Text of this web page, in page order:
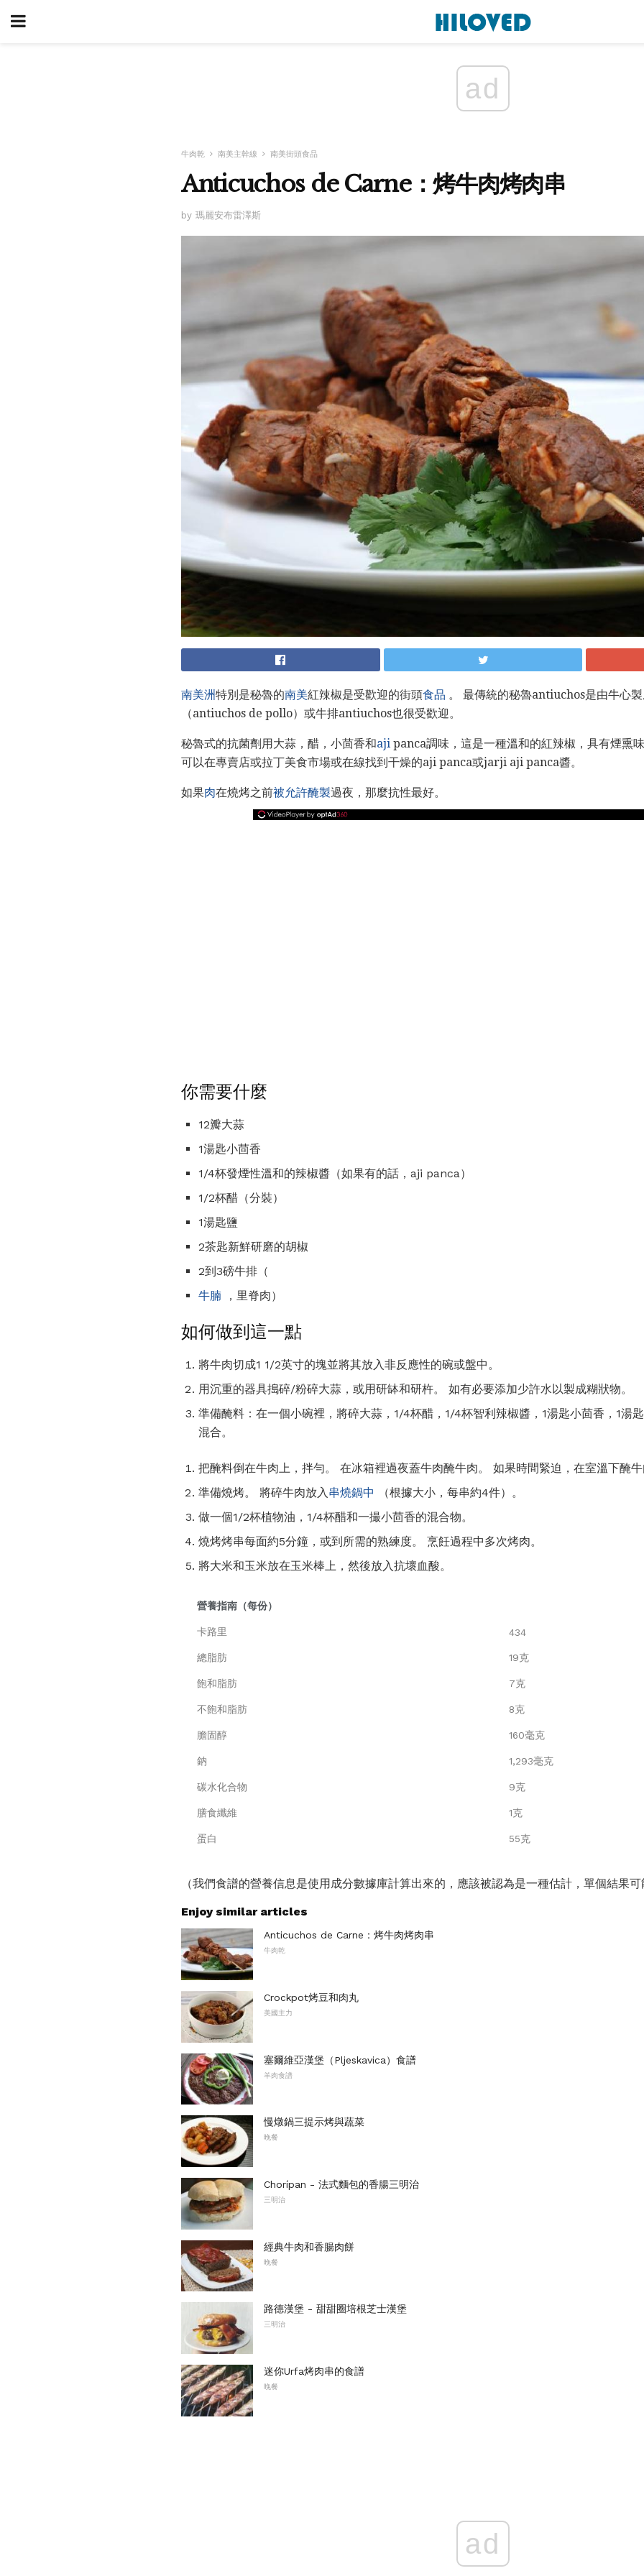
ad
牛肉乾 南美主幹線 南美街頭食品
Anticuchos de Carne：烤牛肉烤肉串
by 瑪麗安布雷澤斯
南美洲特別是秘魯的南美紅辣椒是受歡迎的街頭食品 。 最傳統的秘魯antiuchos是由牛心
（antiuchos de pollo）或牛排antiuchos也很受歡迎。
秘魯式的抗菌劑用大蒜，醋，小茴香和aji panca調味，這是一種溫和的紅辣椒，具有煙熏
可以在專賣店或拉丁美食市場或在線找到干燥的aji panca或jarji aji panca醬。
如果肉在燒烤之前被允許醃製過夜，那麼抗性最好。
你需要什麼
12瓣大蒜
1湯匙小茴香
1/4杯發煙性溫和的辣椒醬（如果有的話，aji panca）
1/2杯醋（分裝）
1湯匙鹽
2茶匙新鮮研磨的胡椒
2到3磅牛排（
牛腩 ，里脊肉）
如何做到這一點
將牛肉切成1 1/2英寸的塊並將其放入非反應性的碗或盤中。
用沉重的器具搗碎/粉碎大蒜，或用研缽和研杵。 如有必要添加少許水以製成糊狀物。
準備醃料：在一個小碗裡，將碎大蒜，1/4杯醋，1/4杯智利辣椒醬，1湯匙小茴香，1湯
混合。
把醃料倒在牛肉上，拌勻。 在冰箱裡過夜蓋牛肉醃牛肉。 如果時間緊迫，在室溫下醃牛
準備燒烤。 將碎牛肉放入串燒鍋中
（根據大小，每串約4件）。
做一個1/2杯植物油，1/4杯醋和一撮小茴香的混合物。
燒烤烤串每面約5分鐘，或到所需的熟練度。 烹飪過程中多次烤肉。
將大米和玉米放在玉米棒上，然後放入抗壞血酸。
營養指南（每份）
卡路里 434
總脂肪 19克
飽和脂肪 7克
不飽和脂肪 8克
膽固醇 160毫克
鈉 1,293毫克
碳水化合物 9克
膳食纖維 1克
蛋白 55克
（我們食譜的營養信息是使用成分數據庫計算出來的，應該被認為是一種估計，單個結果可
Enjoy similar articles
Anticuchos de Carne：烤牛肉烤肉串
牛肉乾
Crockpot烤豆和肉丸
美國主力
塞爾維亞漢堡（Pljeskavica）食譜
羊肉食譜
慢燉鍋三提示烤與蔬菜
晚餐
Chorípan - 法式麵包的香腸三明治
三明治
經典牛肉和香腸肉餅
晚餐
路德漢堡 - 甜甜圈培根芝士漢堡
三明治
迷你Urfa烤肉串的食譜
晚餐
ad